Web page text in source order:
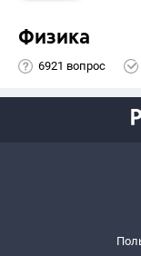
Физика
6921 вопрос